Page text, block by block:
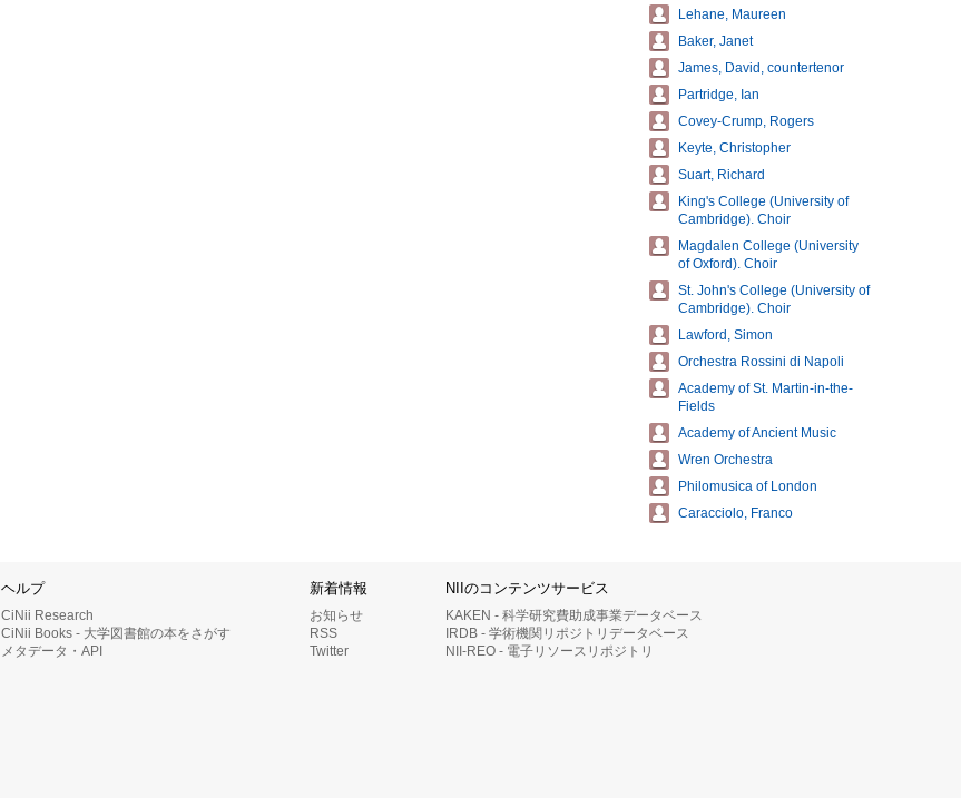
Lehane, Maureen
Baker, Janet
James, David, countertenor
Partridge, Ian
Covey-Crump, Rogers
Keyte, Christopher
Suart, Richard
King's College (University of
Cambridge). Choir
Magdalen College (University
of Oxford). Choir
St. John's College (University of
Cambridge). Choir
Lawford, Simon
Orchestra Rossini di Napoli
Academy of St. Martin-in-the-
Fields
Academy of Ancient Music
Wren Orchestra
Philomusica of London
Caracciolo, Franco
ヘルプ
CiNii Research
CiNii Books - 大学図書館の本をさがす
メタデータ・API
新着情報
お知らせ
RSS
Twitter
NIIのコンテンツサービス
KAKEN - 科学研究費助成事業データベース
IRDB - 学術機関リポジトリデータベース
NII-REO - 電子リソースリポジトリ